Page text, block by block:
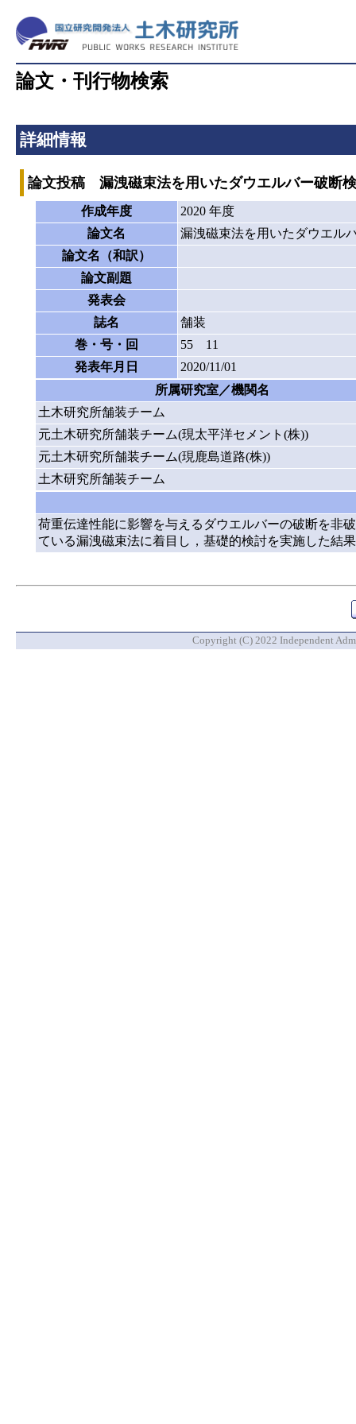
論文・刊行物検索
詳細情報
論文投稿 漏洩磁束法を用いたダウエルバー破断
作成年度
2020 年度
論文名
漏洩磁束法を用いたダウエル
論文名（和訳）
論文副題
発表会
誌名
舗装
巻・号・回
55 11
発表年月日
2020/11/01
所属研究室／機関名
土木研究所舗装チーム
元土木研究所舗装チーム(現太平洋セメント(株))
元土木研究所舗装チーム(現鹿島道路(株))
土木研究所舗装チーム
荷重伝達性能に影響を与えるダウエルバーの破断を非
ている漏洩磁束法に着目し，基礎的検討を実施した結
Copyright (C) 2022 Independent